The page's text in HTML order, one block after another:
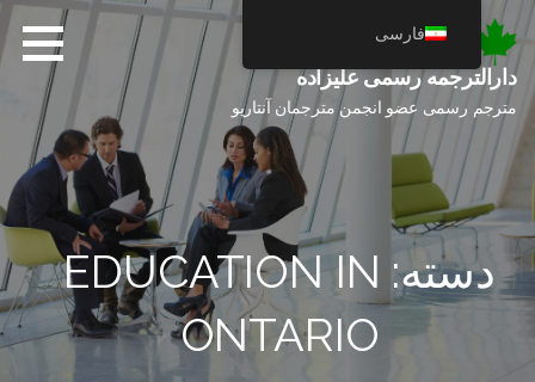
رفتن
به
محتوادارالترجمه رسمی علیزاده
مترجم رسمی عضو انجمن مترجمان آنتاریو
دسته: EDUCATION IN
ONTARIO
فارسی